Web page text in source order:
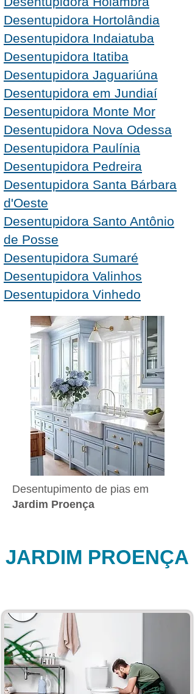
Desentupidora Hortolândia
Desentupidora Indaiatuba
Desentupidora Itatiba
Desentupidora Jaguariúna
Desentupidora em Jundiaí
Desentupidora Monte Mor
Desentupidora Nova Odessa
Desentupidora Paulínia
Desentupidora Pedreira
Desentupidora Santa Bárbara
d'Oeste
Desentupidora Santo Antônio
de Posse
Desentupidora Sumaré
Desentupidora Valinhos
Desentupidora Vinhedo
Desentupimento de pias em
Jardim Proença
JARDIM PROENÇA